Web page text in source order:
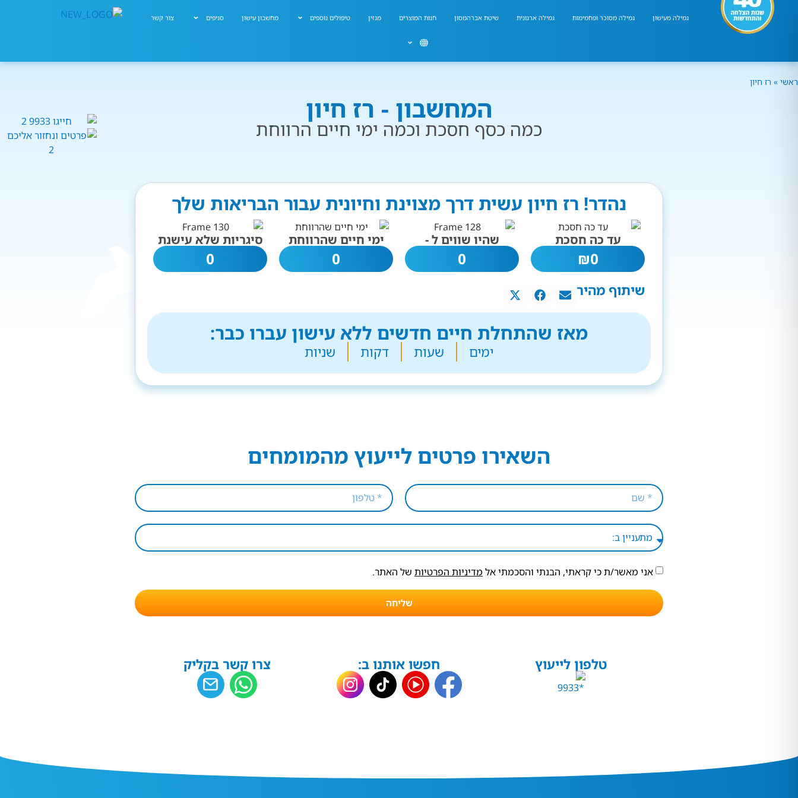
גמילה מעישון גמילה מסוכר ופחמימות גמילה ארגונית שיטת אברהמסון חנות המוצרים מגזין טיפולים נוספים מחשבון עישון סניפים צור קשר
ראשי » רז חיון
המחשבון - רז חיון
כמה כסף חסכת וכמה ימי חיים הרווחת
נהדר! רז חיון עשית דרך מצוינת וחיונית עבור הבריאות שלך
עד כה חסכת
0
₪
שהיו שווים ל -
0
ימי חיים שהרווחת
0
סיגריות שלא עישנת
0
שיתוף מהיר
מאז שהתחלת חיים חדשים ללא עישון עברו כבר:
ימים שעות דקות שניות
השאירו פרטים לייעוץ מהמומחים
אני מאשר/ת כי קראתי, הבנתי והסכמתי אל מדיניות הפרטיות של האתר.
שליחה
טלפון לייעוץ חפשו אותנו ב: צרו קשר בקליק